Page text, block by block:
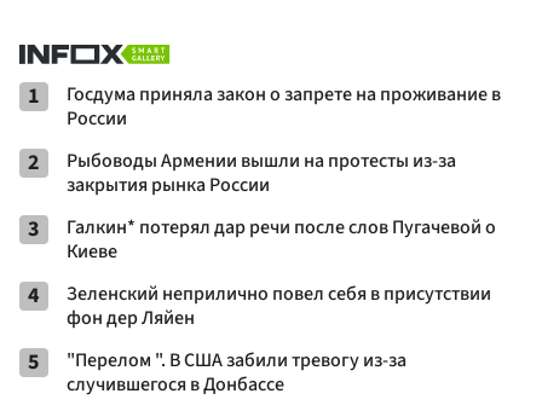
1
Госдума приняла закон о запрете на проживание в
России
2
Рыбоводы Армении вышли на протесты из-за
закрытия рынка России
3
Галкин* потерял дар речи после слов Пугачевой о
Киеве
4
Зеленский неприлично повел cебя в присутствии
фон дер Ляйен
5
"Перелом ". В США забили тревогу из-за
случившегося в Донбассе